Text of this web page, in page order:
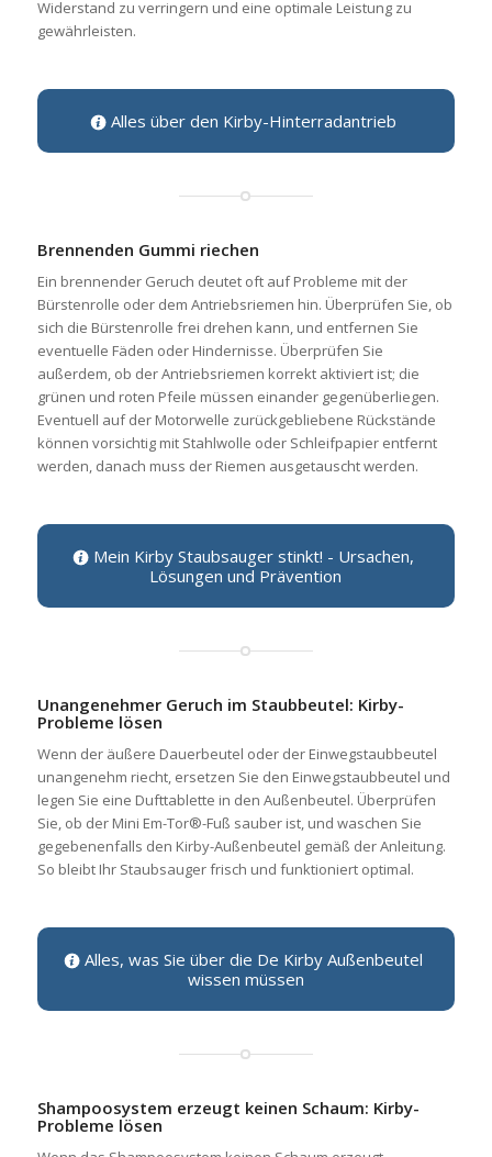
Widerstand zu verringern und eine optimale Leistung zu
gewährleisten.
Alles über den Kirby-Hinterradantrieb
Brennenden Gummi riechen
Ein brennender Geruch deutet oft auf Probleme mit der
Bürstenrolle oder dem Antriebsriemen hin. Überprüfen Sie, ob
sich die Bürstenrolle frei drehen kann, und entfernen Sie
eventuelle Fäden oder Hindernisse. Überprüfen Sie
außerdem, ob der Antriebsriemen korrekt aktiviert ist; die
grünen und roten Pfeile müssen einander gegenüberliegen.
Eventuell auf der Motorwelle zurückgebliebene Rückstände
können vorsichtig mit Stahlwolle oder Schleifpapier entfernt
werden, danach muss der Riemen ausgetauscht werden.
Mein Kirby Staubsauger stinkt! - Ursachen,
Lösungen und Prävention
Unangenehmer Geruch im Staubbeutel: Kirby-
Probleme lösen
Wenn der äußere Dauerbeutel oder der Einwegstaubbeutel
unangenehm riecht, ersetzen Sie den Einwegstaubbeutel und
legen Sie eine Dufttablette in den Außenbeutel. Überprüfen
Sie, ob der Mini Em-Tor®-Fuß sauber ist, und waschen Sie
gegebenenfalls den Kirby-Außenbeutel gemäß der Anleitung.
So bleibt Ihr Staubsauger frisch und funktioniert optimal.
Alles, was Sie über die De Kirby Außenbeutel
wissen müssen
Shampoosystem erzeugt keinen Schaum: Kirby-
Probleme lösen